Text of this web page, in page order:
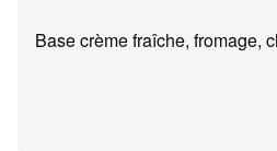
Base crème fraîche, fromage,